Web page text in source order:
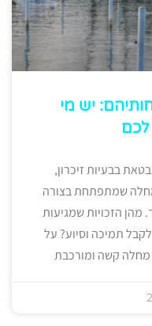
יש מי
לכם
בבעיות זיכרון,
שמתפתחת בצורה
מהן הזכויות שמגיעות
תמיכה וסיוע? על
מחלה קשה ומורכבת